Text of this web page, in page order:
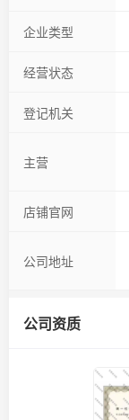
企业类型
经营状态
登记机关
主营
店铺官网
公司地址
公司资质